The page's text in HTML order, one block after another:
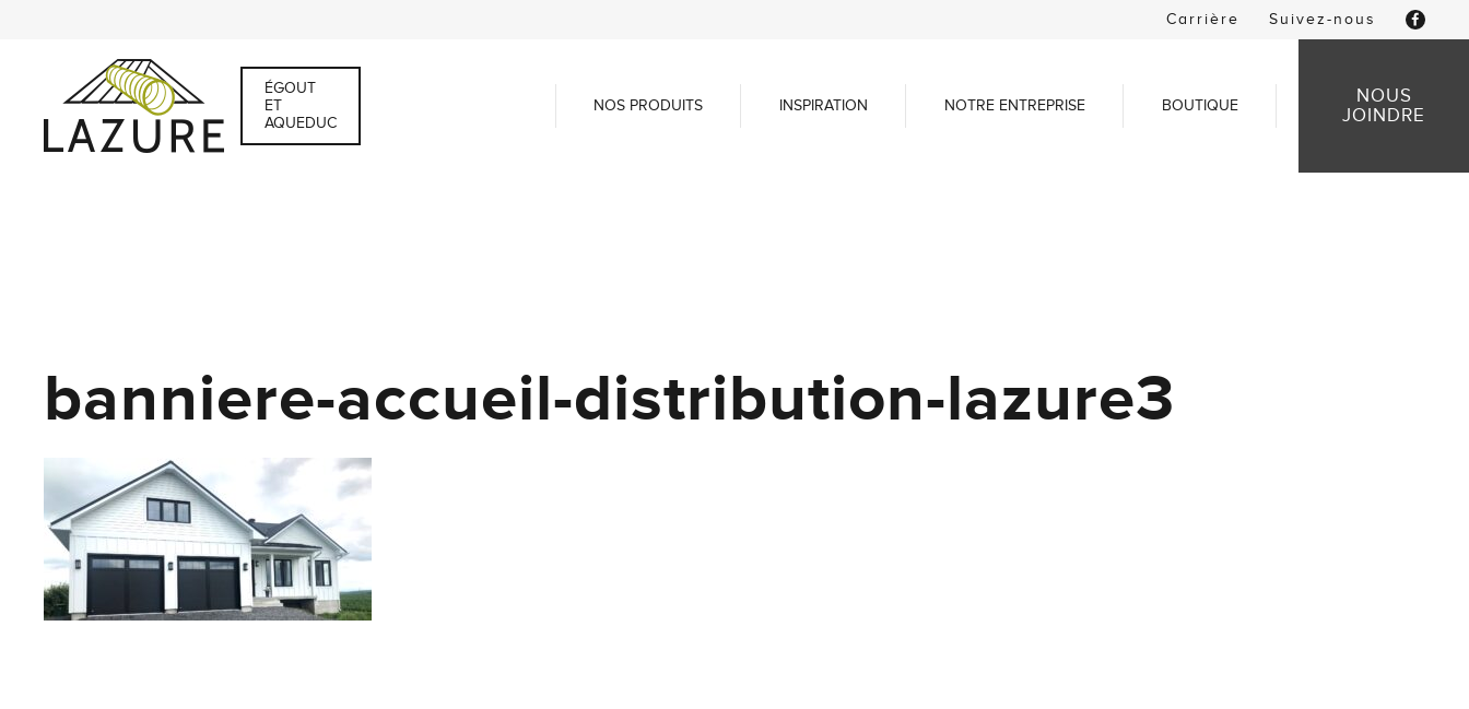
Carrière Suivez-nous
ÉGOUT
ET
AQUEDUC
NOS PRODUITS INSPIRATION NOTRE ENTREPRISE BOUTIQUE
NOUS
JOINDRE
banniere-accueil-distribution-lazure3